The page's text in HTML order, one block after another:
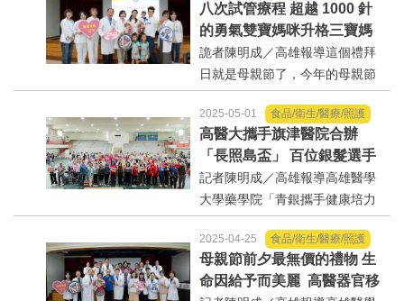
推廣「無酒、減酒」的健康生
活。台灣消化系統醫學界也正式
發聲：酒精對胃腸健康傷...
八次試管療程 超越 1000 針
的勇氣雙寶媽咪升格三寶媽
高醫婦產部陪著媽咪開心過
母親節
詭者陳明成／高雄報導這個禮拜
日就是母親節了，今年的母親節
對於龔女士來說，特別不一樣，
開心升格三寶媽咪，2年前的她，
不孕症多年，在外院經歷多次試
管療程，幾次的胚胎培養，都無
法成功著床，直到來到高...
2025-05-01 食品/衛生/醫療/照護
高醫大攜手旗津醫院合辦
「長照島盃」 百位銀髮選手
活力應戰
記者陳明成／高雄報導高雄醫學
大學藥學院「青銀攜手健康培力
－永續旗津樂齡共融生活圈計
畫」與高雄市立旗津醫院4月26日
聯合舉辦「第三屆旗津長照島盃
銀髮趣味競賽」，於高雄科技大
2025-04-25 食品/衛生/醫療/照護
母親節前夕最無價的禮物 生
命因給予而美麗 高醫器官移